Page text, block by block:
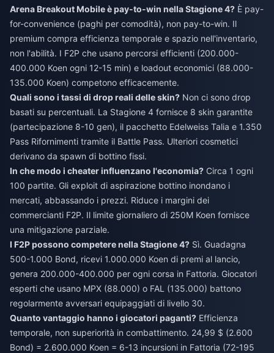
Arena Breakout Mobile è pay-to-win nella Stagione 4? È pay-
for-convenience (paghi per comodità), non pay-to-win. Il
premium compra efficienza temporale e spazio nell'inventario,
non l'abilità. I F2P che usano percorsi efficienti (200.000-
400.000 Koen ogni 12-15 min) e loadout economici (88.000-
135.000 Koen) competono efficacemente.
Quali sono i tassi di drop reali delle skin? Non ci sono drop
basati su percentuali. La Stagione 4 fornisce 8 skin garantite
(partecipazione 8-10 gen), il pacchetto Edelweiss Talia e 1.350
Pass Rifornimenti tramite il Battle Pass. Ulteriori cosmetici
derivano da spawn di bottino fissi.
In che modo i cheater influenzano l'economia? Circa 1 ogni
100 partite. Gli exploit di aspirazione bottino inondano i
mercati, abbassando i prezzi. Riduce i margini dei
commercianti F2P. Il limite giornaliero di 250M Koen fornisce
una mitigazione parziale.
I F2P possono competere nella Stagione 4? Sì. Guadagna
500-1.000 Bond, ricevi 1.000.000 Koen di premi al lancio,
genera 200.000-400.000 per ogni corsa in Fattoria. Giocatori
esperti che usano MPX (88.000) o FAL (135.000) battono
regolarmente avversari equipaggiati di livello 30.
Quanto vantaggio hanno i giocatori paganti? Efficienza
temporale, non superiorità in combattimento. 24,99 $ (2.600
Bond) = 2.600.000 Koen = 6-13 incursioni in Fattoria (72-195